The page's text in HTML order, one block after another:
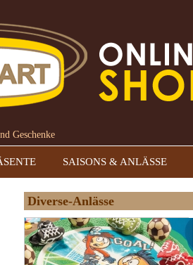
Geschenke
SAISONS & ANLÄSSE
Diverse-Anlässe